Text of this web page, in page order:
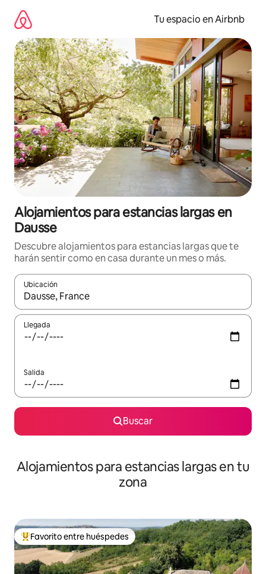
contenido
Tu espacio en Airbnb
Alojamientos para estancias largas en
Dausse
Descubre alojamientos para estancias largas que te
harán sentir como en casa durante un mes o más.
Ubicación
Cuando los resultados estén disponibles, podrás navegar
Llegada
Salida
Buscar
Alojamientos para estancias largas en tu
zona
De los mejores en Favorito entre huéspedes
Favorito entre huéspedes